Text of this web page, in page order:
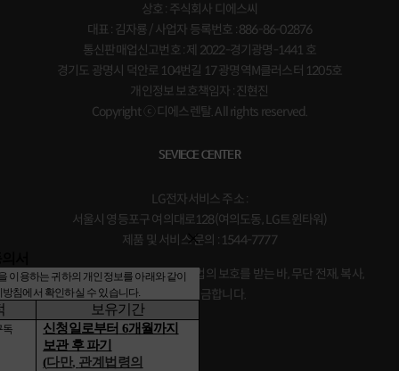
상호 : 주식회사 디에스씨
대표 : 김자룡 / 사업자 등록번호 : 886-86-02876
통신판매업신고번호 : 제 2022-경기광명-1441 호
경기도 광명시 덕안로 104번길 17 광명역M클러스터 1205호
개인정보 보호책임자 : 진현진
Copyright ⓒ 디에스렌탈. All rights reserved.
SEVIECE CENTER
LG전자서비스 주소 :
서울시 영등포구 여의대로128(여의도동, LG트윈타워)
제품 및 서비스 문의 : 1544-7777
본 사이트의 모든 콘텐츠는 저작권법의 보호를 받는 바, 무단 전재, 복사,
배포 등을 금합니다.
이용하는 귀하의 개인정보를 아래와 같이
침에서 확인하실 수 있습니다.
보유기간
독 신청일로부터 6개월까지
보관 후 파기
(다만, 관계법령의